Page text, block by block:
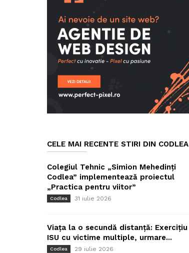
CELE MAI RECENTE STIRI DIN CODLEA
Colegiul Tehnic „Simion Mehedinți
Codlea” implementează proiectul
„Practica pentru viitor”
Codlea 31 iulie 2026
Viața la o secundă distanță: Exercițiu
ISU cu victime multiple, urmare...
Codlea 29 iulie 2026